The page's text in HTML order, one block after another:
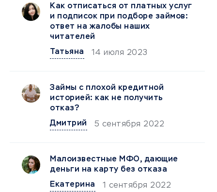
Как отписаться от платных услуг
и подписок при подборе займов:
ответ на жалобы наших
читателей
Татьяна
14 июля 2023
Займы с плохой кредитной
историей: как не получить
отказ?
Дмитрий
5 сентября 2022
Малоизвестные МФО, дающие
деньги на карту без отказа
Екатерина
1 сентября 2022